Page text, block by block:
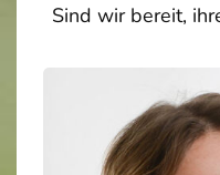
Sind wir bereit,